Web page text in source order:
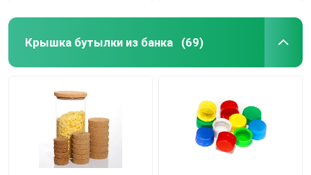
Крышка бутылки из банка (69)